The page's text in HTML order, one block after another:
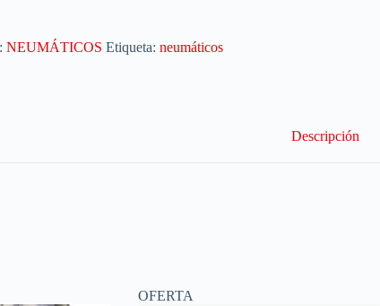
NEUMÁTICOS Etiqueta: neumáticos
Descripción
OFERTA